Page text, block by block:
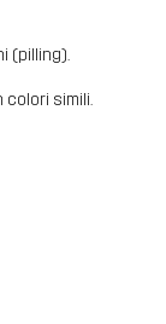
(pilling).
colori simili.